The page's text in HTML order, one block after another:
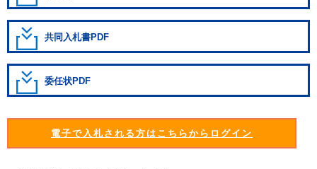
共同入札書PDF
委任状PDF
電子で入札される方はこちらからログイン